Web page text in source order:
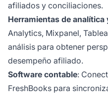
afiliados y conciliaciones.
Herramientas de analítica
Analytics, Mixpanel,
análisis para obtener
desempeño afiliado.
Software contable:
FreshBooks para